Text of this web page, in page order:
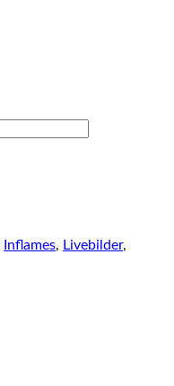
Inflames, Livebilder,